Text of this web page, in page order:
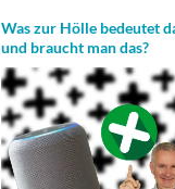
Was zur Hölle bedeutet
und braucht man das?